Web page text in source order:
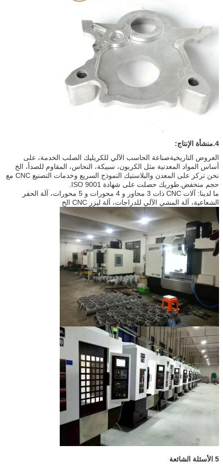
4. منشأة الإنتاج:
العروض التاريخيةصناعة الحاسب الآلي للكريليك الصلب الخدمة، على
أساس المواد المعدنية مثل الكربون، سبيكة، النحاس، المقاوم للصدأ، الخ
نحن تركز على المعدن والبلاستيك النموذج السريع وخدمات التصنيع CNC مع
حجم منخفض.طوريك حصلت على شهادة ISO 9001.
ما لدينا: آلات CNC ذات 3 محاور و 4 محورات و 5 محورات، آلة الحفر
الشعاعية، آلة المشي الآلي للدراجات، آلة ليزر CNC الخ
5 الأسئلة الشائعة